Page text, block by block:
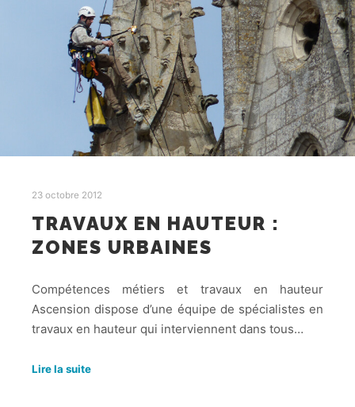
23 octobre 2012
TRAVAUX EN HAUTEUR :
ZONES URBAINES
Compétences métiers et travaux en hauteur
Ascension dispose d’une équipe de spécialistes en
travaux en hauteur qui interviennent dans tous…
Lire la suite